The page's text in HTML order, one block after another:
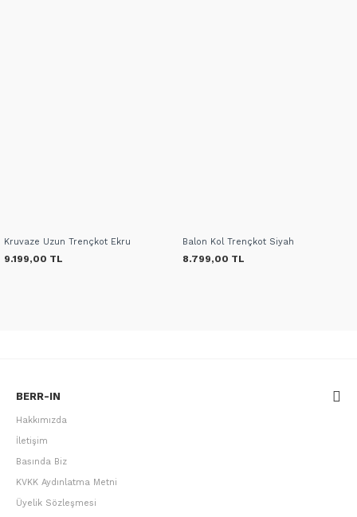
Kruvaze Uzun Trençkot Ekru
9.199,00 TL
Balon Kol Trençkot Siyah
8.799,00 TL
BERR-IN
Hakkımızda
İletişim
Basında Biz
KVKK Aydınlatma Metni
Üyelik Sözleşmesi